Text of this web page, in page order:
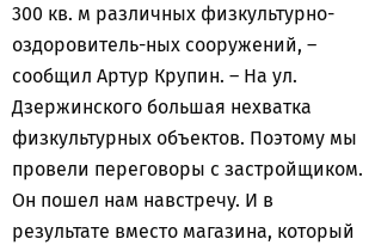
300 кв. м различных физкультурно-
оздоровитель-ных сооружений, –
сообщил Артур Крупин. – На ул.
Дзержинского большая нехватка
физкультурных объектов. Поэтому мы
провели переговоры с застройщиком.
Он пошел нам навстречу. И в
результате вместо магазина, который